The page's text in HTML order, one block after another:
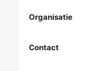
Organisatie
Contact